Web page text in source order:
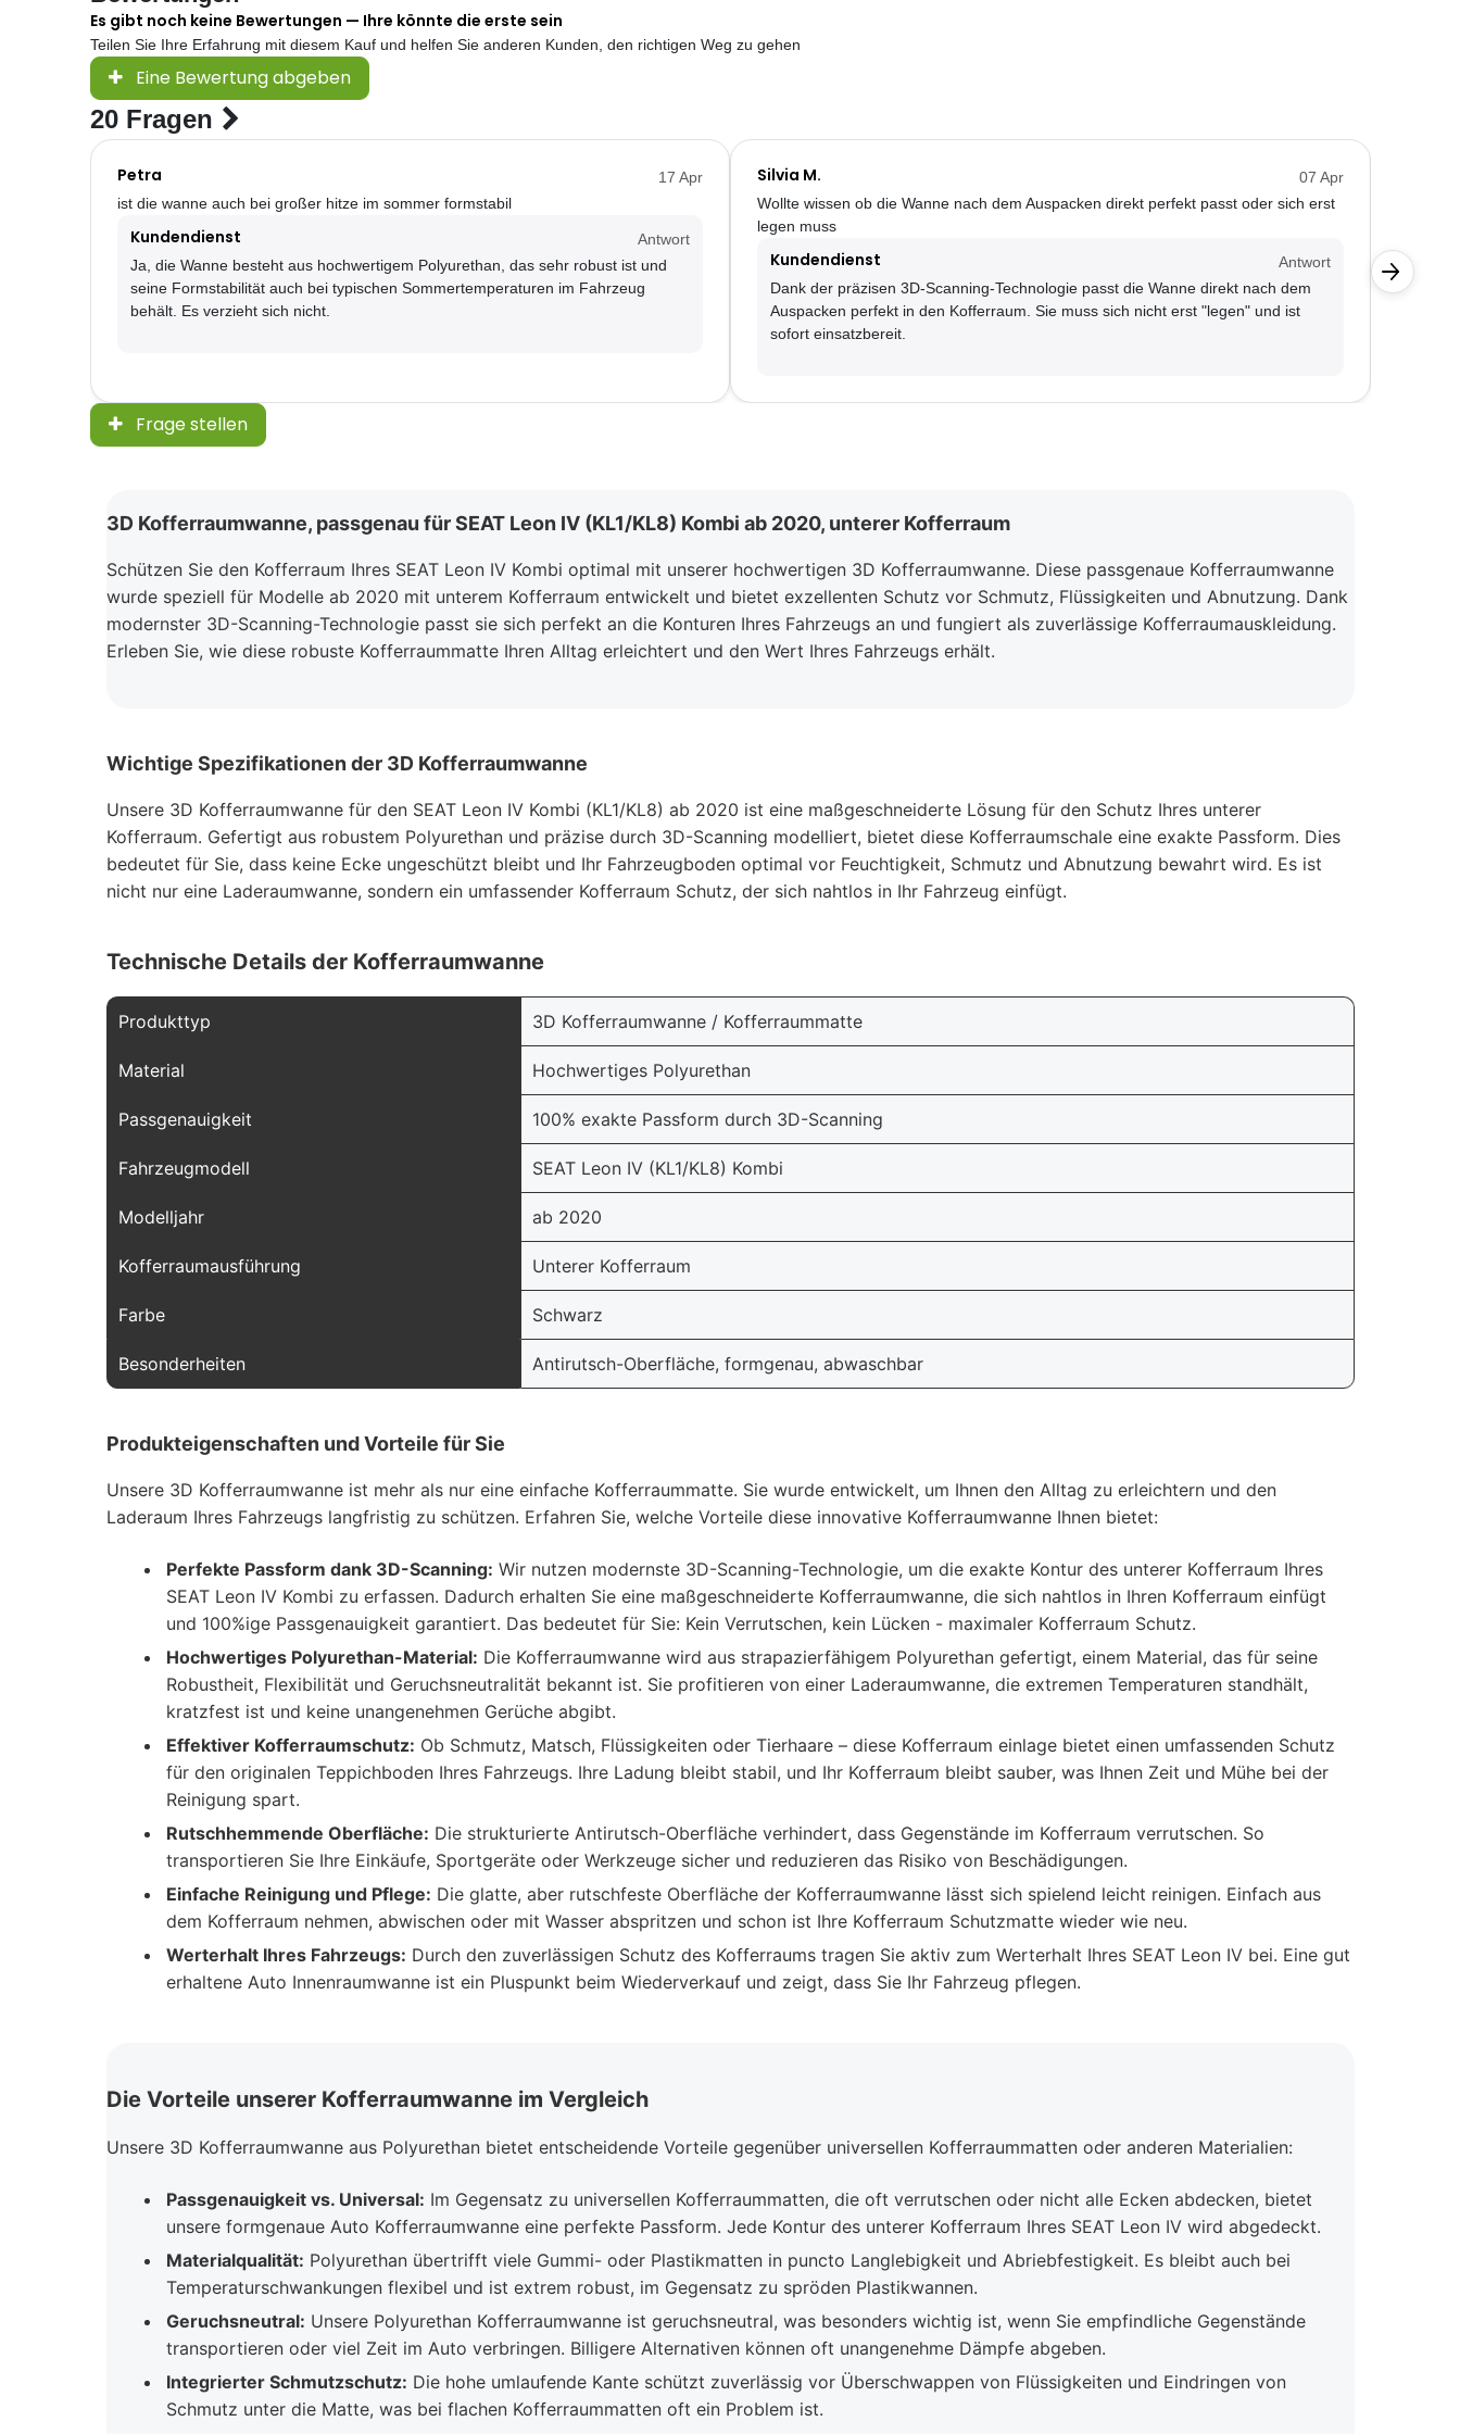
Es gibt noch keine Bewertungen — Ihre könnte die erste sein
Teilen Sie Ihre Erfahrung mit diesem Kauf und helfen Sie anderen Kunden, den richtigen Weg zu gehen
Eine Bewertung abgeben
20 Fragen
Petra
17 Apr
ist die wanne auch bei großer hitze im sommer formstabil
Kundendienst
Antwort
Ja, die Wanne besteht aus hochwertigem Polyurethan, das sehr robust ist und
seine Formstabilität auch bei typischen Sommertemperaturen im Fahrzeug
behält. Es verzieht sich nicht.
Silvia M.
07 Apr
Wollte wissen ob die Wanne nach dem Auspacken direkt perfekt passt oder sich erst
legen muss
Kundendienst
Antwort
Dank der präzisen 3D-Scanning-Technologie passt die Wanne direkt nach dem
Auspacken perfekt in den Kofferraum. Sie muss sich nicht erst "legen" und ist
sofort einsatzbereit.
Ja, die
Frage stellen
3D Kofferraumwanne, passgenau für SEAT Leon IV (KL1/KL8) Kombi ab 2020, unterer Kofferraum
Schützen Sie den Kofferraum Ihres SEAT Leon IV Kombi optimal mit unserer hochwertigen 3D Kofferraumwanne. Diese passgenaue Kofferraumwanne
wurde speziell für Modelle ab 2020 mit unterem Kofferraum entwickelt und bietet exzellenten Schutz vor Schmutz, Flüssigkeiten und Abnutzung. Dank
modernster 3D-Scanning-Technologie passt sie sich perfekt an die Konturen Ihres Fahrzeugs an und fungiert als zuverlässige Kofferraumauskleidung.
Erleben Sie, wie diese robuste Kofferraummatte Ihren Alltag erleichtert und den Wert Ihres Fahrzeugs erhält.
Wichtige Spezifikationen der 3D Kofferraumwanne
Unsere 3D Kofferraumwanne für den SEAT Leon IV Kombi (KL1/KL8) ab 2020 ist eine maßgeschneiderte Lösung für den Schutz Ihres unterer
Kofferraum. Gefertigt aus robustem Polyurethan und präzise durch 3D-Scanning modelliert, bietet diese Kofferraumschale eine exakte Passform. Dies
bedeutet für Sie, dass keine Ecke ungeschützt bleibt und Ihr Fahrzeugboden optimal vor Feuchtigkeit, Schmutz und Abnutzung bewahrt wird. Es ist
nicht nur eine Laderaumwanne, sondern ein umfassender Kofferraum Schutz, der sich nahtlos in Ihr Fahrzeug einfügt.
Technische Details der Kofferraumwanne
Produkttyp 3D Kofferraumwanne / Kofferraummatte
Material Hochwertiges Polyurethan
Passgenauigkeit 100% exakte Passform durch 3D-Scanning
Fahrzeugmodell SEAT Leon IV (KL1/KL8) Kombi
Modelljahr ab 2020
Kofferraumausführung Unterer Kofferraum
Farbe Schwarz
Besonderheiten Antirutsch-Oberfläche, formgenau, abwaschbar
Produkteigenschaften und Vorteile für Sie
Unsere 3D Kofferraumwanne ist mehr als nur eine einfache Kofferraummatte. Sie wurde entwickelt, um Ihnen den Alltag zu erleichtern und den
Laderaum Ihres Fahrzeugs langfristig zu schützen. Erfahren Sie, welche Vorteile diese innovative Kofferraumwanne Ihnen bietet:
Perfekte Passform dank 3D-Scanning: Wir nutzen modernste 3D-Scanning-Technologie, um die exakte Kontur des unterer Kofferraum Ihres
SEAT Leon IV Kombi zu erfassen. Dadurch erhalten Sie eine maßgeschneiderte Kofferraumwanne, die sich nahtlos in Ihren Kofferraum einfügt
und 100%ige Passgenauigkeit garantiert. Das bedeutet für Sie: Kein Verrutschen, kein Lücken - maximaler Kofferraum Schutz.
Hochwertiges Polyurethan-Material: Die Kofferraumwanne wird aus strapazierfähigem Polyurethan gefertigt, einem Material, das für seine
Robustheit, Flexibilität und Geruchsneutralität bekannt ist. Sie profitieren von einer Laderaumwanne, die extremen Temperaturen standhält,
kratzfest ist und keine unangenehmen Gerüche abgibt.
Effektiver Kofferraumschutz: Ob Schmutz, Matsch, Flüssigkeiten oder Tierhaare – diese Kofferraum einlage bietet einen umfassenden Schutz
für den originalen Teppichboden Ihres Fahrzeugs. Ihre Ladung bleibt stabil, und Ihr Kofferraum bleibt sauber, was Ihnen Zeit und Mühe bei der
Reinigung spart.
Rutschhemmende Oberfläche: Die strukturierte Antirutsch-Oberfläche verhindert, dass Gegenstände im Kofferraum verrutschen. So
transportieren Sie Ihre Einkäufe, Sportgeräte oder Werkzeuge sicher und reduzieren das Risiko von Beschädigungen.
Einfache Reinigung und Pflege: Die glatte, aber rutschfeste Oberfläche der Kofferraumwanne lässt sich spielend leicht reinigen. Einfach aus
dem Kofferraum nehmen, abwischen oder mit Wasser abspritzen und schon ist Ihre Kofferraum Schutzmatte wieder wie neu.
Werterhalt Ihres Fahrzeugs: Durch den zuverlässigen Schutz des Kofferraums tragen Sie aktiv zum Werterhalt Ihres SEAT Leon IV bei. Eine gut
erhaltene Auto Innenraumwanne ist ein Pluspunkt beim Wiederverkauf und zeigt, dass Sie Ihr Fahrzeug pflegen.
Die Vorteile unserer Kofferraumwanne im Vergleich
Unsere 3D Kofferraumwanne aus Polyurethan bietet entscheidende Vorteile gegenüber universellen Kofferraummatten oder anderen Materialien:
Passgenauigkeit vs. Universal: Im Gegensatz zu universellen Kofferraummatten, die oft verrutschen oder nicht alle Ecken abdecken, bietet
unsere formgenaue Auto Kofferraumwanne eine perfekte Passform. Jede Kontur des unterer Kofferraum Ihres SEAT Leon IV wird abgedeckt.
Materialqualität: Polyurethan übertrifft viele Gummi- oder Plastikmatten in puncto Langlebigkeit und Abriebfestigkeit. Es bleibt auch bei
Temperaturschwankungen flexibel und ist extrem robust, im Gegensatz zu spröden Plastikwannen.
Geruchsneutral: Unsere Polyurethan Kofferraumwanne ist geruchsneutral, was besonders wichtig ist, wenn Sie empfindliche Gegenstände
transportieren oder viel Zeit im Auto verbringen. Billigere Alternativen können oft unangenehme Dämpfe abgeben.
Integrierter Schmutzschutz: Die hohe umlaufende Kante schützt zuverlässig vor Überschwappen von Flüssigkeiten und Eindringen von
Schmutz unter die Matte, was bei flachen Kofferraummatten oft ein Problem ist.